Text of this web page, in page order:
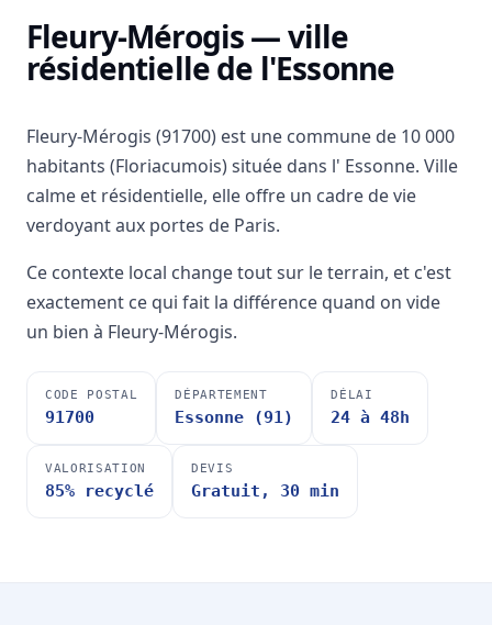
Fleury-Mérogis — ville
résidentielle de l'Essonne
Fleury-Mérogis (91700) est une commune de 10 000
habitants (Floriacumois) située dans l' Essonne. Ville
calme et résidentielle, elle offre un cadre de vie
verdoyant aux portes de Paris.
Ce contexte local change tout sur le terrain, et c'est
exactement ce qui fait la différence quand on vide
un bien à Fleury-Mérogis.
CODE POSTAL
91700
DÉPARTEMENT
Essonne (91)
DÉLAI
24 à 48h
VALORISATION
85% recyclé
DEVIS
Gratuit, 30 min